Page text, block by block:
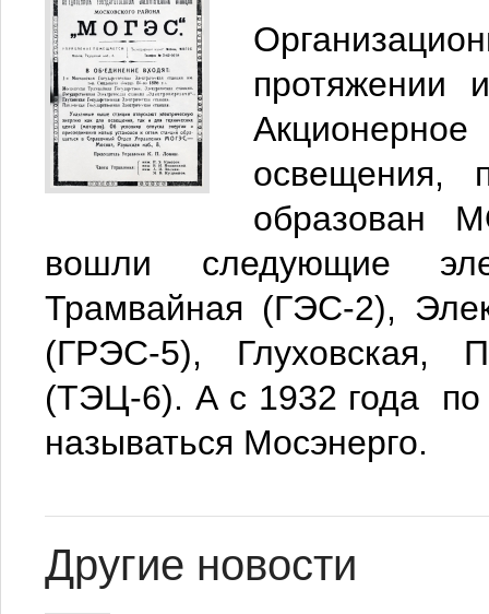
протяжении
освещения,
образован
вошли следующие
Трамвайная (ГЭС-2),
(ГРЭС-5), Глуховская,
(ТЭЦ-6). А с 1932 года по
называться Мосэнерго.
Другие новости